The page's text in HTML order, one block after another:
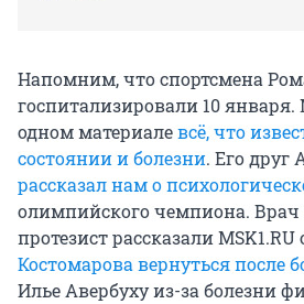
Напомним, что спортсмена
госпитализировали 10
одном материалевсё, что
состоянии и болезни. Его
рассказал нам о
олимпийского чемпиона. Врач
протезист рассказали MSK1.RU
Костомарова вернуться после
Илье Авербуху из-за болезни